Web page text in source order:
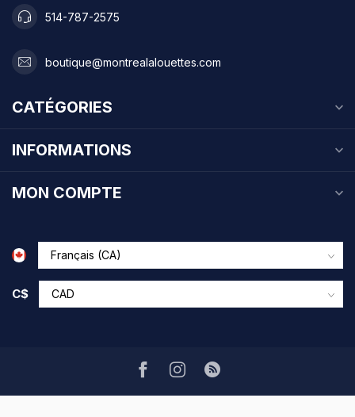
514-787-2575
boutique@montrealalouettes.com
CATÉGORIES
INFORMATIONS
MON COMPTE
C$